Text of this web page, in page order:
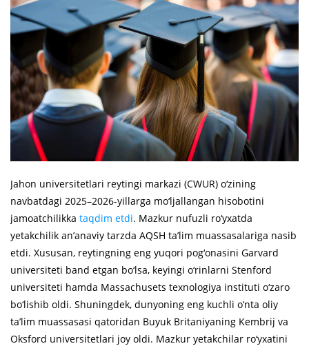
Jahon universitetlari reytingi markazi (CWUR) o‘zining
navbatdagi 2025–2026-yillarga mo‘ljallangan hisobotini
jamoatchilikka taqdim etdi. Mazkur nufuzli ro‘yxatda
yetakchilik an’anaviy tarzda AQSH ta’lim muassasalariga nasib
etdi. Xususan, reytingning eng yuqori pog‘onasini Garvard
universiteti band etgan bo‘lsa, keyingi o‘rinlarni Stenford
universiteti hamda Massachusets texnologiya instituti o‘zaro
bo‘lishib oldi. Shuningdek, dunyoning eng kuchli o‘nta oliy
ta’lim muassasasi qatoridan Buyuk Britaniyaning Kembrij va
Oksford universitetlari joy oldi. Mazkur yetakchilar ro‘yxatini